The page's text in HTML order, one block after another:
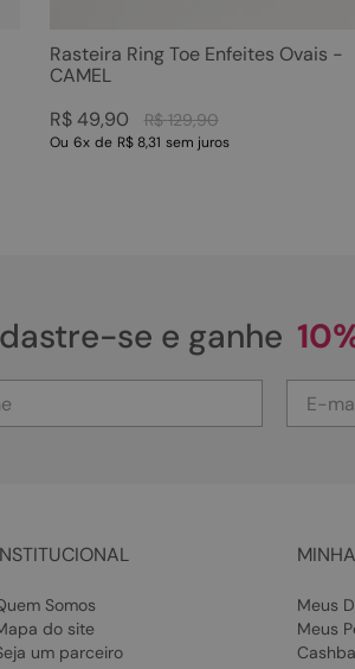
Rasteira Ring Toe Enfeites Ovais -
CAMEL
R$ 129,90
R$ 49,90
Ou 6x de R$ 8,31 sem juros
se e ganhe
Somos
do site
um parceiro
Meus
Meus